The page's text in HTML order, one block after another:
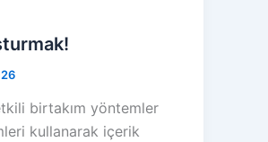
birtakım yöntemler
kullanarak içerik